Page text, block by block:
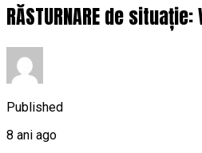
RĂSTURNARE de
Published
8 ani ago